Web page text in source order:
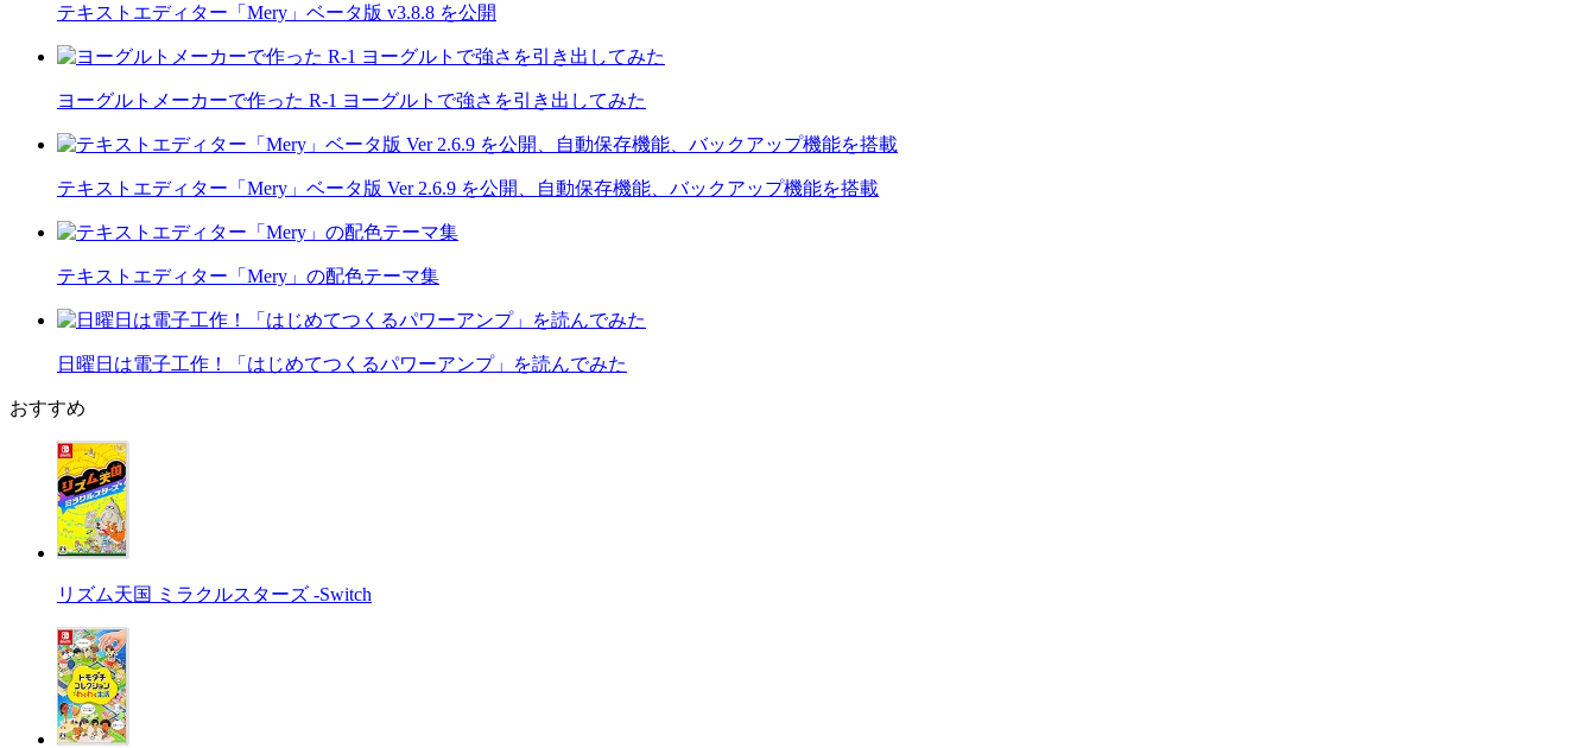
テキストエディター「Mery」ベータ版 v3.8.8 を公開
ヨーグルトメーカーで作った R-1 ヨーグルトで強さを引き出してみた
テキストエディター「Mery」ベータ版 Ver 2.6.9 を公開、自動保存機能、バックアップ機能を搭載
テキストエディター「Mery」の配色テーマ集
日曜日は電子工作！「はじめてつくるパワーアンプ」を読んでみた
おすすめ
リズム天国 ミラクルスターズ -Switch